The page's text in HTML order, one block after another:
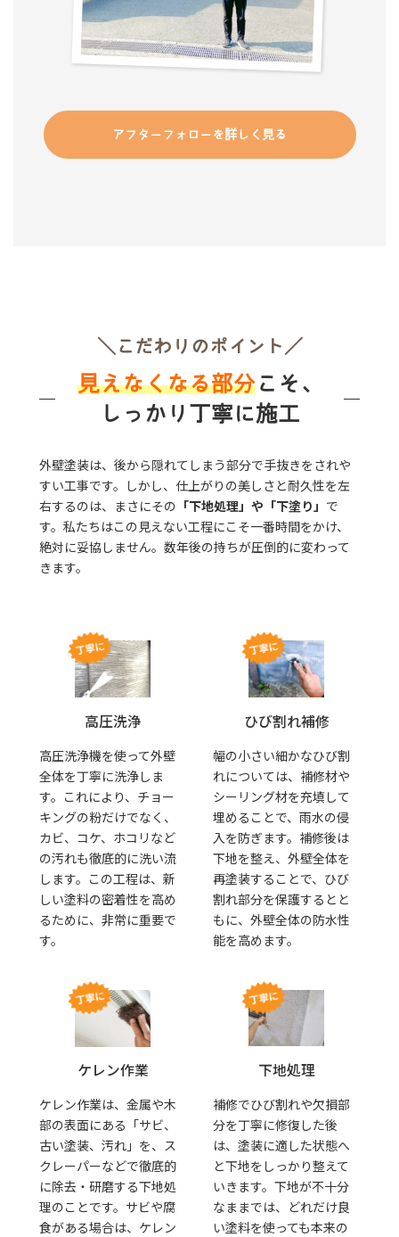
アフターフォローを詳しく見る
＼こだわりのポイント／
見えなくなる部分こそ、
しっかり丁寧に施工
外壁塗装は、後から隠れてしまう部分で手抜きをされや
すい工事です。しかし、仕上がりの美しさと耐久性を左
右するのは、まさにその 「下地処理」や「下塗り」 で
す。私たちはこの見えない工程にこそ一番時間をかけ、
絶対に妥協しません。数年後の持ちが圧倒的に変わって
きます。
高圧洗浄
高圧洗浄機を使って外壁
全体を丁寧に洗浄しま
す。これにより、チョー
キングの粉だけでなく、
カビ、コケ、ホコリなど
の汚れも徹底的に洗い流
します。この工程は、新
しい塗料の密着性を高め
るために、非常に重要で
す。
ひび割れ補修
幅の小さい細かなひび割
れについては、補修材や
シーリング材を充填して
埋めることで、雨水の侵
入を防ぎます。補修後は
下地を整え、外壁全体を
再塗装することで、ひび
割れ部分を保護するとと
もに、外壁全体の防水性
能を高めます。
ケレン作業
ケレン作業は、金属や木
部の表面にある「サビ、
古い塗装、汚れ」を、ス
クレーパーなどで徹底的
に除去・研磨する下地処
理のことです。サビや腐
食がある場合は、ケレン
下地処理
補修でひび割れや欠損部
分を丁寧に修復した後
は、塗装に適した状態へ
と下地をしっかり整えて
いきます。下地が不十分
なままでは、どれだけ良
い塗料を使っても本来の